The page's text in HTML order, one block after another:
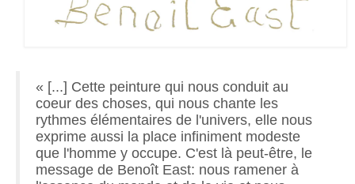
« [...] Cette peinture qui nous conduit au
coeur des choses, qui nous chante les
rythmes élémentaires de l'univers, elle nous
exprime aussi la place infiniment modeste
que l'homme y occupe. C'est là peut-être, le
message de Benoît East: nous ramener à